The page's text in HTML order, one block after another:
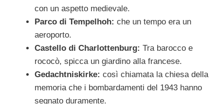
con un aspetto medievale.
Parco di Tempelhoh: che un tempo era un
aeroporto.
Castello di Charlottenburg: Tra barocco e
rococò, spicca un giardino alla francese.
Gedachtniskirke: così chiamata la chiesa della
memoria che i bombardamenti del 1943 hanno
segnato duramente.